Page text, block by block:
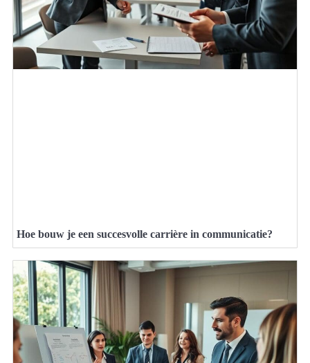
Hoe bouw je een succesvolle carrière in communicatie?